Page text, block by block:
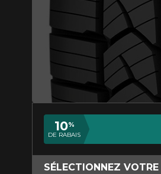
10%
DE RABAIS
SÉLECTIONNEZ